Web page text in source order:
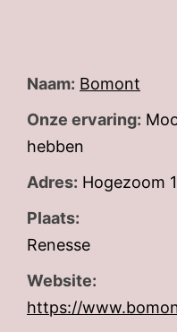
Naam: Bomont
Onze ervaring:
hebben
Adres: Hogezoom
Plaats:
Renesse
Website:
https://